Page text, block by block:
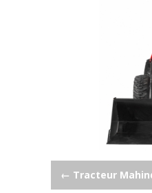
Post
← Tracteur